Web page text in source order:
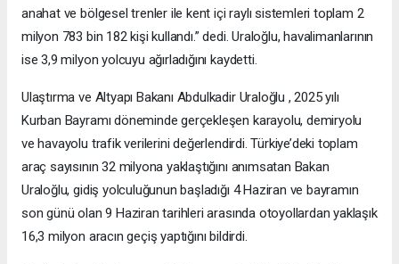
anahat ve bölgesel trenler ile kent içi raylı sistemleri toplam 2
milyon 783 bin 182 kişi kullandı.” dedi. Uraloğlu, havalimanlarının
ise 3,9 milyon yolcuyu ağırladığını kaydetti.
Ulaştırma ve Altyapı Bakanı Abdulkadir Uraloğlu , 2025 yılı
Kurban Bayramı döneminde gerçekleşen karayolu, demiryolu
ve havayolu trafik verilerini değerlendirdi. Türkiye’deki toplam
araç sayısının 32 milyona yaklaştığını anımsatan Bakan
Uraloğlu, gidiş yolculuğunun başladığı 4 Haziran ve bayramın
son günü olan 9 Haziran tarihleri arasında otoyollardan yaklaşık
16,3 milyon aracın geçiş yaptığını bildirdi.